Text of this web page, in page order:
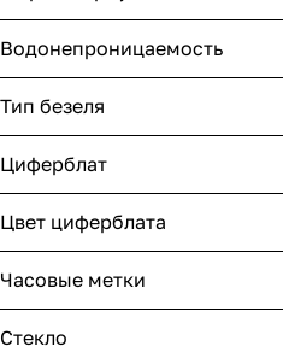
Водонепроницаемость
Тип безеля
Циферблат
Цвет циферблата
Часовые метки
Стекло